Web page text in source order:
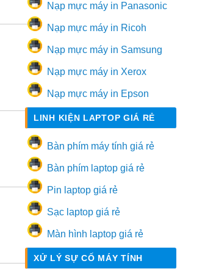
Nạp mực máy in Panasonic
Nạp mực máy in Ricoh
Nạp mực máy in Samsung
Nạp mực máy in Xerox
Nạp mực máy in Epson
LINH KIỆN LAPTOP GIÁ RẺ
Bàn phím máy tính giá rẻ
Bàn phím laptop giá rẻ
Pin laptop giá rẻ
Sạc laptop giá rẻ
Màn hình laptop giá rẻ
XỬ LÝ SỰ CỐ MÁY TÍNH